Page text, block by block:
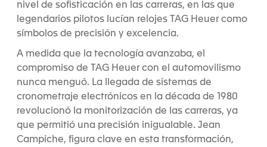
nivel de sofisticación en las carreras, en las que
legendarios pilotos lucían relojes TAG Heuer como
símbolos de precisión y excelencia.
A medida que la tecnología avanzaba, el
compromiso de TAG Heuer con el automovilismo
nunca menguó. La llegada de sistemas de
cronometraje electrónicos en la década de 1980
revolucionó la monitorización de las carreras, ya
que permitió una precisión inigualable. Jean
Campiche, figura clave en esta transformación,